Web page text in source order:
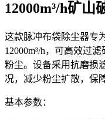
12000m³/h矿
这款脉冲布袋除尘器专
12000m³/h，可高效过
粉尘。设备采用抗磨损
况，减少粉尘扩散，保
基本参数：